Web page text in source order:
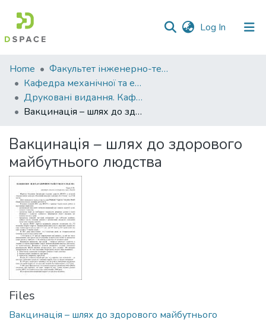
Log In (current)
Communities
&
Collections
All of DSpace
Statistics
Home
Факультет інженерно-технологічний
Кафедра механічної та електричної інженерії
Друковані видання. Кафедра механічної та електричної інженерії
Вакцинація – шлях до здорового майбутнього людства
Вакцинація – шлях до здорового
майбутнього людства
Files
Вакцинація – шлях до здорового майбутнього